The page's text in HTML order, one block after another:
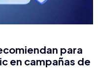
para
en campañas de